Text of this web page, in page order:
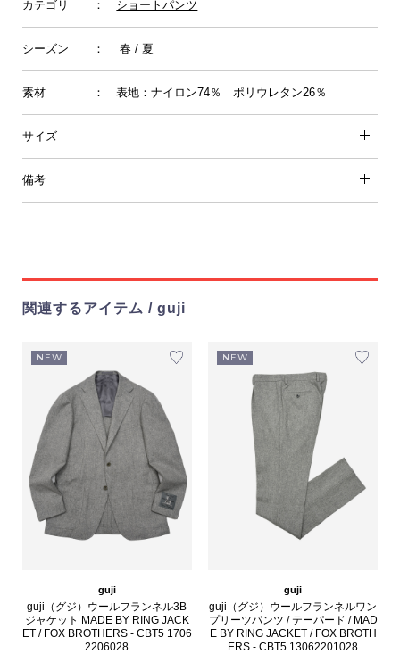
カテゴリ ： ショートパンツ
シーズン ： 春 / 夏
素材 ： 表地：ナイロン74％ ポリウレタン26％
サイズ
備考
関連するアイテム / guji
NEW
guji
guji（グジ）ウールフランネル3B
ジャケット MADE BY RING JACK
ET / FOX BROTHERS - CBT5 1706
2206028
NEW
guji
guji（グジ）ウールフランネルワン
プリーツパンツ / テーパード / MAD
E BY RING JACKET / FOX BROTH
ERS - CBT5 13062201028